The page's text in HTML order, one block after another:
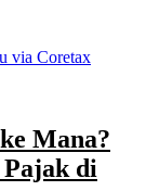
Mana?
di